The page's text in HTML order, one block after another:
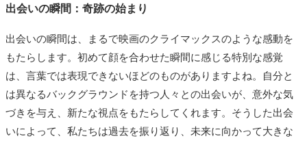
出会いの瞬間：奇跡の始まり
出会いの瞬間は、まるで映画のクライマックスのような感動を
もたらします。初めて顔を合わせた瞬間に感じる特別な感覚
は、言葉では表現できないほどのものがありますよね。自分と
は異なるバックグラウンドを持つ人々との出会いが、意外な気
づきを与え、新たな視点をもたらしてくれます。そうした出会
いによって、私たちは過去を振り返り、未来に向かって大きな